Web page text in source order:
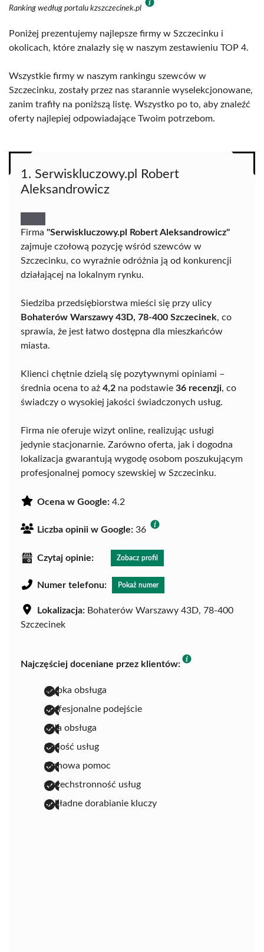
Ranking według portalu kzszczecinek.pl
Poniżej prezentujemy najlepsze firmy w Szczecinku i
okolicach, które znalazły się w naszym zestawieniu TOP 4.
Wszystkie firmy w naszym rankingu szewców w
Szczecinku, zostały przez nas starannie wyselekcjonowane,
zanim trafiły na poniższą listę. Wszystko po to, aby znaleźć
oferty najlepiej odpowiadające Twoim potrzebom.
1. Serwiskluczowy.pl Robert
Aleksandrowicz
Firma "Serwiskluczowy.pl Robert Aleksandrowicz"
zajmuje czołową pozycję wśród szewców w
Szczecinku, co wyraźnie odróżnia ją od konkurencji
działającej na lokalnym rynku.
Siedziba przedsiębiorstwa mieści się przy ulicy
Bohaterów Warszawy 43D, 78-400 Szczecinek, co
sprawia, że jest łatwo dostępna dla mieszkańców
miasta.
Klienci chętnie dzielą się pozytywnymi opiniami –
średnia ocena to aż 4,2 na podstawie 36 recenzji, co
świadczy o wysokiej jakości świadczonych usług.
Firma nie oferuje wizyt online, realizując usługi
jedynie stacjonarnie. Zarówno oferta, jak i dogodna
lokalizacja gwarantują wygodę osobom poszukującym
profesjonalnej pomocy szewskiej w Szczecinku.
Ocena w Google: 4.2
Liczba opinii w Google: 36
Czytaj opinie: Zobacz profil
Numer telefonu: Pokaż numer
Lokalizacja: Bohaterów Warszawy 43D, 78-400
Szczecinek
Najczęściej doceniane przez klientów:
szybka obsługa
profesjonalne podejście
miła obsługa
taniość usług
fachowa pomoc
wszechstronność usług
dokładne dorabianie kluczy